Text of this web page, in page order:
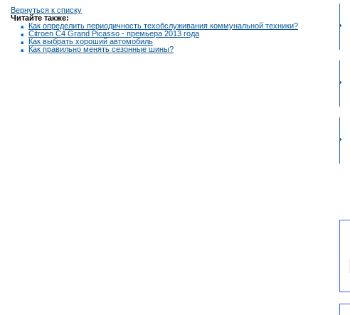
Вернуться к списку
Читайте также:
Как определить периодичность техобслуживания коммунальной техники?
Citroen C4 Grand Picasso - премьера 2013 года
Как выбрать хороший автомобиль
Как правильно менять сезонные шины?